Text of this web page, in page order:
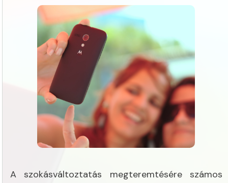
A szokásváltoztatás megteremtésére számos